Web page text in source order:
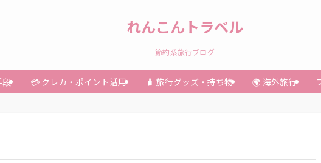
れんこんトラベル
節約系旅行ブログ
段 💳 クレカ・ポイント活用 🧳 旅行グッズ・持ち物 🌍 海外旅行